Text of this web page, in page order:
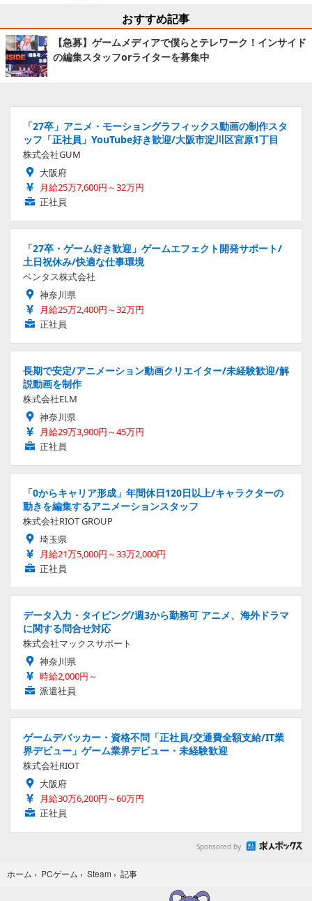
おすすめ記事
【急募】ゲームメディアで僕らとテレワーク！インサイド
の編集スタッフorライターを募集中
「27卒」アニメ・モーショングラフィックス動画の制作スタ
ッフ「正社員」YouTube好き歓迎/大阪市淀川区宮原1丁目
株式会社GUM
大阪府
月給25万7,600円～32万円
正社員
「27卒・ゲーム好き歓迎」ゲームエフェクト開発サポート/
土日祝休み/快適な仕事環境
ベンタス株式会社
神奈川県
月給25万2,400円～32万円
正社員
長期で安定/アニメーション動画クリエイター/未経験歓迎/解
説動画を制作
株式会社ELM
神奈川県
月給29万3,900円～45万円
正社員
「0からキャリア形成」年間休日120日以上/キャラクターの
動きを編集するアニメーションスタッフ
株式会社RIOT GROUP
埼玉県
月給21万5,000円～33万2,000円
正社員
データ入力・タイピング/週3から勤務可 アニメ、海外ドラマ
に関する問合せ対応
株式会社マックスサポート
神奈川県
時給2,000円～
派遣社員
ゲームデバッカー・資格不問「正社員/交通費全額支給/IT業
界デビュー」ゲーム業界デビュー・未経験歓迎
株式会社RIOT
大阪府
月給30万6,200円～60万円
正社員
Sponsored by
ホーム › PCゲーム › Steam › 記事